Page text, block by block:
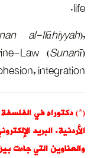
Keywords
culture,
الجامعات
،